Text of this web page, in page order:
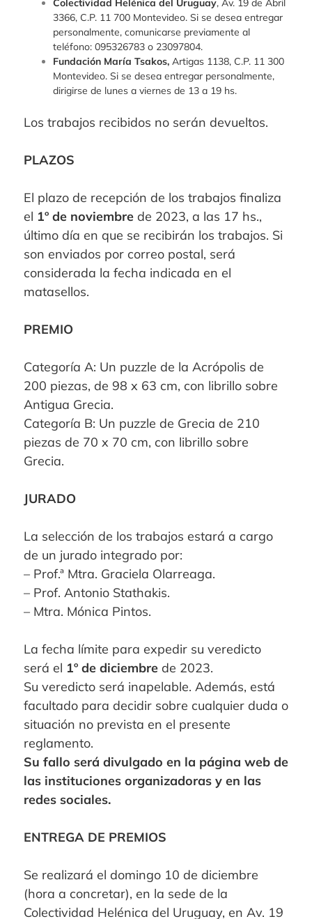
Colectividad Helénica del Uruguay, Av. 19 de Abril
3366, C.P. 11 700 Montevideo. Si se desea entregar
personalmente, comunicarse previamente al
teléfono: 095326783 o 23097804.
Fundación María Tsakos, Artigas 1138, C.P. 11 300
Montevideo. Si se desea entregar personalmente,
dirigirse de lunes a viernes de 13 a 19 hs.
Los trabajos recibidos no serán devueltos.
PLAZOS
El plazo de recepción de los trabajos finaliza
el 1º de noviembre de 2023, a las 17 hs.,
último día en que se recibirán los trabajos. Si
son enviados por correo postal, será
considerada la fecha indicada en el
matasellos.
PREMIO
Categoría A: Un puzzle de la Acrópolis de
200 piezas, de 98 x 63 cm, con librillo sobre
Antigua Grecia.
Categoría B: Un puzzle de Grecia de 210
piezas de 70 x 70 cm, con librillo sobre
Grecia.
JURADO
La selección de los trabajos estará a cargo
de un jurado integrado por:
– Prof.ª Mtra. Graciela Olarreaga.
– Prof. Antonio Stathakis.
– Mtra. Mónica Pintos.
La fecha límite para expedir su veredicto
será el 1º de diciembre de 2023.
Su veredicto será inapelable. Además, está
facultado para decidir sobre cualquier duda o
situación no prevista en el presente
reglamento.
Su fallo será divulgado en la página web de
las instituciones organizadoras y en las
redes sociales.
ENTREGA DE PREMIOS
Se realizará el domingo 10 de diciembre
(hora a concretar), en la sede de la
Colectividad Helénica del Uruguay, en Av. 19